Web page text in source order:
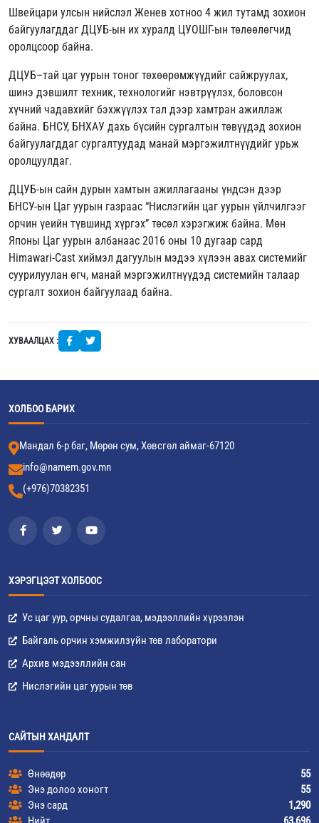
Швейцари улсын нийслэл Женев хотноо 4 жил тутамд зохион
байгуулагддаг ДЦУБ-ын их хуралд ЦУОШГ-ын төлөөлөгчид
оролцсоор байна.
ДЦУБ–тай цаг уурын тоног төхөөрөмжүүдийг сайжруулах,
шинэ дэвшилт техник, технологийг нэвтрүүлэх, боловсон
хүчний чадавхийг бэхжүүлэх тал дээр хамтран ажиллаж
байна. БНСУ, БНХАУ дахь бүсийн сургалтын төвүүдэд зохион
байгуулагддаг сургалтуудад манай мэргэжилтнүүдийг урьж
оролцуулдаг.
ДЦУБ-ын сайн дурын хамтын ажиллагааны үндсэн дээр
БНСУ-ын Цаг уурын газраас “Нислэгийн цаг уурын үйлчилгээг
орчин үеийн түвшинд хүргэх” төсөл хэрэгжиж байна. Мөн
Японы Цаг уурын албанаас 2016 оны 10 дугаар сард
Himawari-Cast хиймэл дагуулын мэдээ хүлээн авах системийг
суурилуулан өгч, манай мэргэжилтнүүдэд системийн талаар
сургалт зохион байгуулаад байна.
ХУВААЛЦАХ :
ХОЛБОО БАРИХ
Мандал 6-р баг, Мөрөн сум, Хөвсгөл аймаг-67120
info@namem.gov.mn
(+976)70382351
ХЭРЭГЦЭЭТ ХОЛБООС
Ус цаг уур, орчны судалгаа, мэдээллийн хүрээлэн
Байгаль орчин хэмжилзүйн төв лаборатори
Архив мэдээллийн сан
Нислэгийн цаг уурын төв
САЙТЫН ХАНДАЛТ
Өнөөдөр
55
Энэ долоо хоногт
55
Энэ сард
1,290